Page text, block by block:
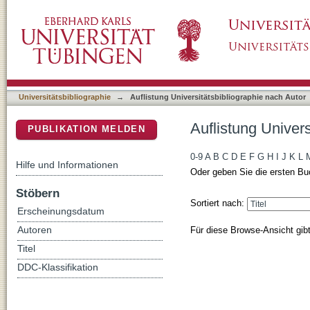
Universitätsbibliographie → Auflistung Universitätsbibliographie nach Autor
Auflistung
0-9 A B C D E F G H J K L
Oder geben Sie die ersten
Sortiert nach:
Für diese Browse-Ansicht
PUBLIKATION MELDEN
Hilfe und Informationen
Stöbern
Erscheinungsdatum
Autoren
Titel
DDC-Klassifikation